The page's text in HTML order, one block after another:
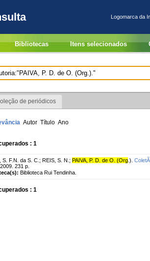
Logomarca da
Bibliotecas Itens selecionados
de periódicos
Autor Título Ano
: 1
S. F.N. da S. C. ; REIS, S. N. ; PAIVA, P. D. de O. (Org .).
231 p.
Biblioteca Rui Tendinha.
: 1